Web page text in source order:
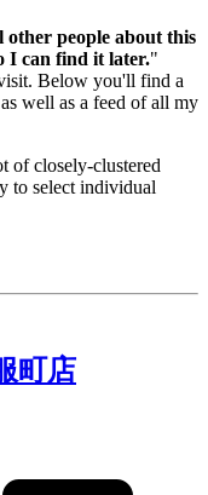
other people about this
I can find it later."
Below you'll find a
well as a feed of all my
of closely-clustered
to select individual
町店